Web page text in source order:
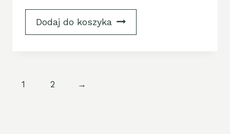
Dodaj do koszyka
1 2 →